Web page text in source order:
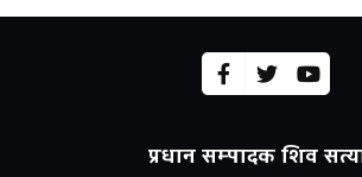
प्रधान सम्पादक शिव